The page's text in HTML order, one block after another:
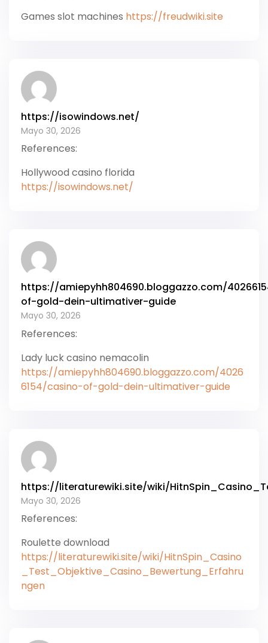
Games slot machines https://freudwiki.site
https://isowindows.net/
Mayo 30, 2026
References:
Hollywood casino florida
https://isowindows.net/
https://amiepyhh804690.bloggazzo.com/
of-gold-dein-ultimativer-guide
Mayo 30, 2026
References:
Lady luck casino nemacolin
https://amiepyhh804690.bloggazzo.com/4026
6154/casino-of-gold-dein-ultimativer-guide
https://literaturewiki.site/wiki/
Mayo 30, 2026
References:
Roulette download
https://literaturewiki.site/wiki/HitnSpin_Casino
_Test_Objektive_Casino_Bewertung_Erfahru
ngen